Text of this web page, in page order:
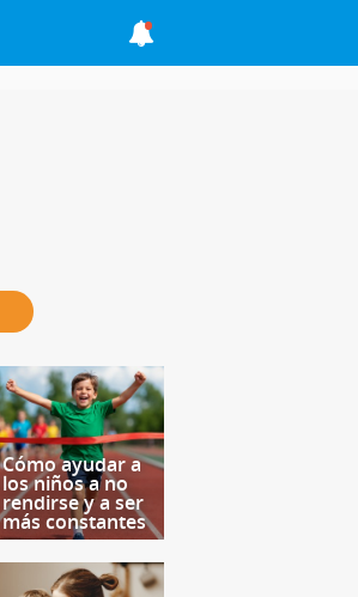
Cómo ayudar a
los niños a no
rendirse y a ser
más constantes